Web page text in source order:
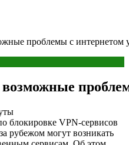
проблемы с интернетом
блокировке VPN-сервисов
рубежом могут возникать